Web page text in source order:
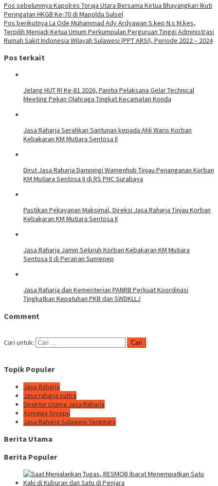
Pos sebelumnya Kapolres Toraja Utara Bersama Ketua Bhayangkari Ikuti
Peringatan HKGB Ke-70 di Mapolda Sulsel
Pos berikutnya La Ode Muhammad Ady Ardyawan S.kep N.s M.kes,
Terpilih Menjadi Ketua Umum Perkumpulan Perguruan Tinggi Administrasi
Rumah Sakit Indonesia Wilayah Sulawesi (PPT ARSI), Periode 2022 – 2024
Pos terkait
Jelang HUT RI Ke-81 2026, Panitia Pelaksana Gelar Technical
Meeting Pekan Olahraga Tingkat Kecamatan Konda
Jasa Raharja Serahkan Santunan kepada Ahli Waris Korban
Kebakaran KM Mutiara Sentosa II
Dirut Jasa Raharja Dampingi Wamenhub Tinjau Penanganan Korban
KM Mutiara Sentosa II di RS PHC Surabaya
Pastikan Pekayanan Maksimal, Direksi Jasa Raharja Tinjau Korban
Kebakaran KM Mutiara Sentosa II
Jasa Raharja Jamin Seluruh Korban Kebakaran KM Mutiara
Sentosa II di Perairan Sumenep
Jasa Raharja dan Kementerian PANRB Perkuat Koordinasi
Tingkatkan Kepatuhan PKB dan SWDKLLJ
Comment
Cari untuk:
Topik Populer
Jasa Raharja
Jasa raharja sultra
Direktur Utama Jasa Raharja
Asmawa tosepu
Jasa Raharja Sulawesi Tenggara
Berita Utama
Berita Populer